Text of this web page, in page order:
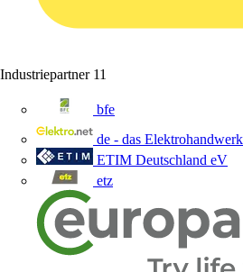
Industriepartner 11
bfe
de - das Elektrohandwerk
ETIM Deutschland eV
etz